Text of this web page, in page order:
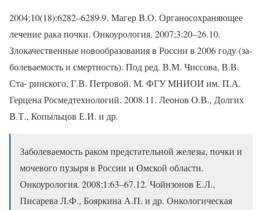
2004;10(18):6282–6289.9. Магер В.О. Органосохраняющее
лечение рака почки. Онкоурология. 2007;3:20–26.10.
Злокачественные новообразования в России в 2006 году (за-
болеваемость и смертность). Под ред. В.М. Чиссова, В.В.
Ста- ринского, Г.В. Петровой. М. ФГУ МНИОИ им. П.А.
Герцена Росмедтехнологий. 2008.11. Леонов О.В., Долгих
В.Т., Копыльцов Е.И. и др.
Заболеваемость раком предстательной железы, почки и
мочевого пузыря в России и Омской области.
Онкоурология. 2008;1:63–67.12. Чойнзонов Е.Л.,
Писарева Л.Ф., Бояркина А.П. и др. Онкологическая